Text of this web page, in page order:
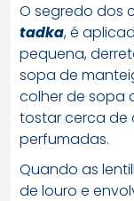
O segredo dos
tadka, é
pequena,
sopa de
colher de sopa
tostar cerca de
perfumadas.
Quando as
de louro e